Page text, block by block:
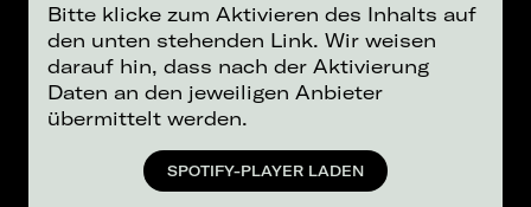
Bitte klicke zum Aktivieren des Inhalts auf
den unten stehenden Link. Wir weisen
darauf hin, dass nach der Aktivierung
Daten an den jeweiligen Anbieter
übermittelt werden.
SPOTIFY-PLAYER LADEN